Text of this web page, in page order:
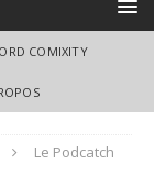
COMIXITY
Le Podcatch